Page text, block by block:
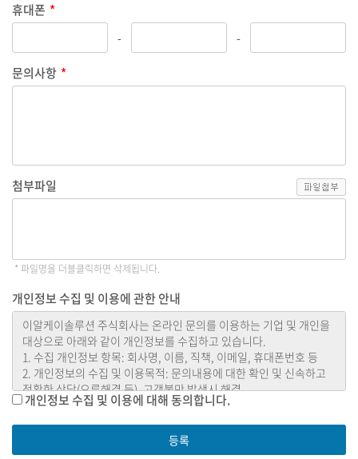
휴대폰 *
- -
문의사항 *
첨부파일
* 파일명을 더블클릭하면 삭제됩니다.
개인정보 수집 및 이용에 관한 안내
개인정보 수집 및 이용에 대해 동의합니다.
등록